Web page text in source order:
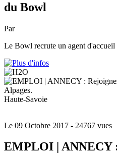
du Bowl
Par
Le Bowl recrute un agent
Haute-Savoie
Le 09 Octobre 2017 - 24767 vues
EMPLOI | ANNECY